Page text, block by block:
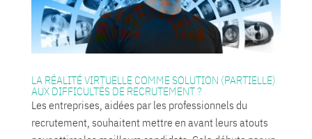
LA RÉALITÉ VIRTUELLE COMME SOLUTION (PARTIELLE)
AUX DIFFICULTÉS DE RECRUTEMENT ?
Les entreprises, aidées par les professionnels du
recrutement, souhaitent mettre en avant leurs atouts